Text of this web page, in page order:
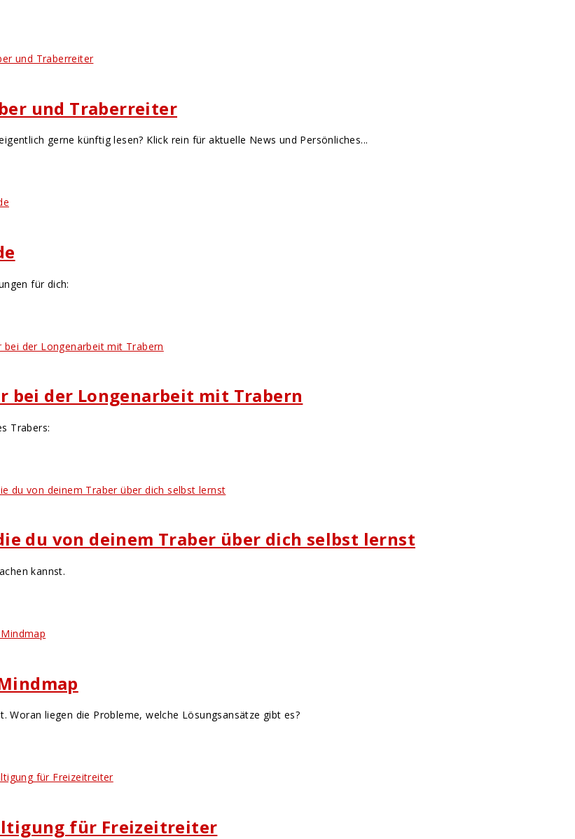
und Traberreiter
gerne künftig lesen? Klick rein für aktuelle News und Persönliches...
für dich:
bei der Longenarbeit mit Trabern
Trabers:
du von deinem Traber über dich selbst lernst
kannst.
Woran liegen die Probleme, welche Lösungsansätze gibt es?
für Freizeitreiter